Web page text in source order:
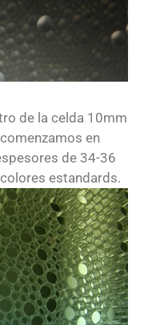
de la celda 10mm
en
de 34-36
estandards.